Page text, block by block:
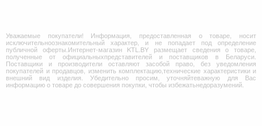
Уважаемые покупатели! Информация, предоставленная о товаре, носит
исключительноознакомительный характер, и не попадает под определение
публичной оферты.Интернет-магазин KTL.BY размещает сведения о товаре,
полученные от официальныхпредставителей и поставщиков в Беларуси.
Поставщики и производители оставляют засобой право, без уведомления
покупателей и продавцов, изменить комплектацию,технические характеристики и
внешний вид изделия. Убедительно просим, уточняйтеважную для Вас
информацию о товаре до совершения покупки, чтобы избежатьнедоразумений.